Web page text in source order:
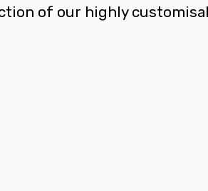
of our highly